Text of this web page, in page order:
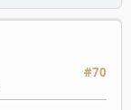
#70